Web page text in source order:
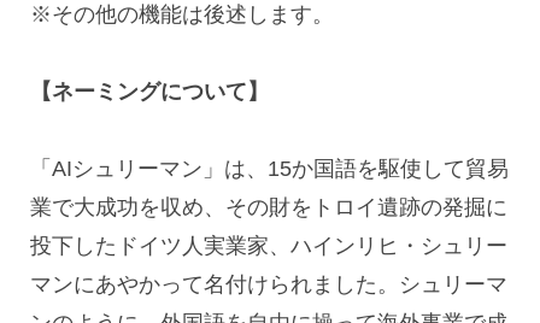
※その他の機能は後述します。
【ネーミングについて】
「 AIシュリーマン」は、 15か国語を駆使して貿易
業で大成功を収め、その財をトロイ遺跡の発掘に
投下したドイツ人実業家、ハインリヒ・シュリー
マンにあやかって名付けられました。シュリーマ